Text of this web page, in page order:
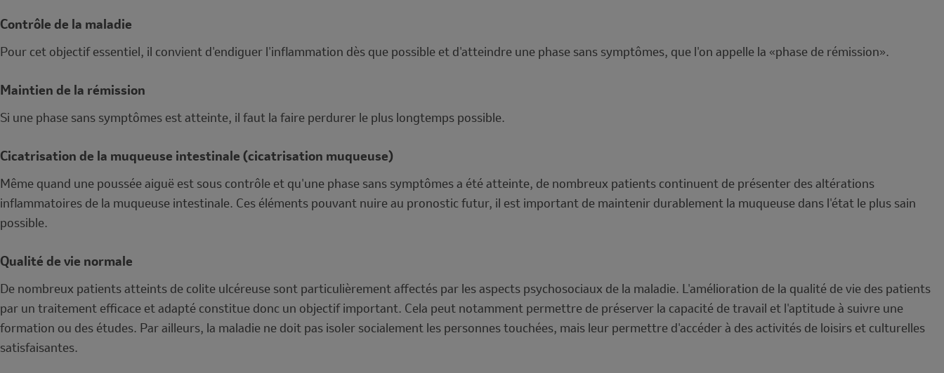
Contrôle de la maladie
Pour cet objectif essentiel, il convient d'endiguer l'inflammation dès que possible et d'atteindre une phase sans symptômes, que l'on appelle la «phase de rémission».
Maintien de la rémission
Si une phase sans symptômes est atteinte, il faut la faire perdurer le plus longtemps possible.
Cicatrisation de la muqueuse intestinale (cicatrisation muqueuse)
Même quand une poussée aiguë est sous contrôle et qu'une phase sans symptômes a été atteinte, de nombreux patients continuent de présenter des altérations
inflammatoires de la muqueuse intestinale. Ces éléments pouvant nuire au pronostic futur, il est important de maintenir durablement la muqueuse dans l'état le plus sain
possible.
Qualité de vie normale
De nombreux patients atteints de colite ulcéreuse sont particulièrement affectés par les aspects psychosociaux de la maladie. L'amélioration de la qualité de vie des patients
par un traitement efficace et adapté constitue donc un objectif important. Cela peut notamment permettre de préserver la capacité de travail et l'aptitude à suivre une
formation ou des études. Par ailleurs, la maladie ne doit pas isoler socialement les personnes touchées, mais leur permettre d'accéder à des activités de loisirs et culturelles
satisfaisantes.